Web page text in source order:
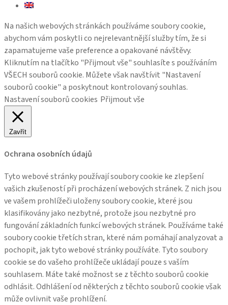
Na našich webových stránkách používáme soubory cookie,
abychom vám poskytli co nejrelevantnější služby tím, že si
zapamatujeme vaše preference a opakované návštěvy.
Kliknutím na tlačítko "Přijmout vše" souhlasíte s používáním
VŠECH souborů cookie. Můžete však navštívit "Nastavení
souborů cookie" a poskytnout kontrolovaný souhlas.
Nastavení souborů cookies Přijmout vše
Zavřít
Ochrana osobních údajů
Tyto webové stránky používají soubory cookie ke zlepšení
vašich zkušeností při procházení webových stránek. Z nich jsou
ve vašem prohlížeči uloženy soubory cookie, které jsou
klasifikovány jako nezbytné, protože jsou nezbytné pro
fungování základních funkcí webových stránek. Používáme také
soubory cookie třetích stran, které nám pomáhají analyzovat a
pochopit, jak tyto webové stránky používáte. Tyto soubory
cookie se do vašeho prohlížeče ukládají pouze s vaším
souhlasem. Máte také možnost se z těchto souborů cookie
odhlásit. Odhlášení od některých z těchto souborů cookie však
může ovlivnit vaše prohlížení.